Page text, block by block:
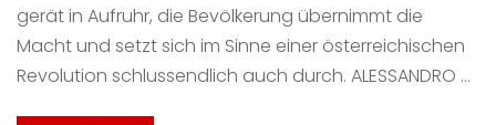
gerät in Aufruhr, die Bevölkerung übernimmt die
Macht und setzt sich im Sinne einer österreichischen
Revolution schlussendlich auch durch. ALESSANDRO …